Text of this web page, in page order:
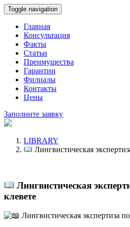
Toggle navigation
Главная
Консультация
Факты
Статьи
Преимущества
Гарантии
Филиалы
Контакты
Цены
Заполните заявку
LIBRARY
Лингвистическая
Лингвистическая
клевете